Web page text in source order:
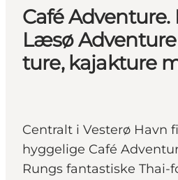
Café Adventure.
Læsø
ture, kajakture
Centralt i Vesterø Havn
hyggelige Café
Rungs fantastiske Thai-